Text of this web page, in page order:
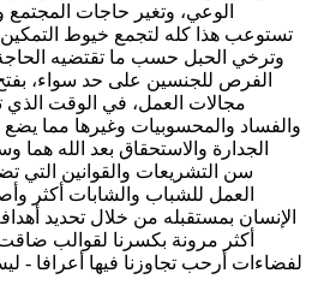
الوعي، وتغير حاجات المجتمع
تستوعب هذا كله لتجمع خيوط
وترخي الحبل حسب ما تقتضيه
الفرص للجنسين على حد سواء،
مجالات العمل، في الوقت
والفساد والمحسوبيات وغيرها مما
الجدارة والاستحقاق بعد الله
سن التشريعات والقوانين التي
العمل للشباب والشابات أكثر
الإنسان بمستقبله من خلال تحديد
أكثر مرونة بكسرنا لقوالب
لفضاءات أرحب تجاوزنا فيها أعرافا -